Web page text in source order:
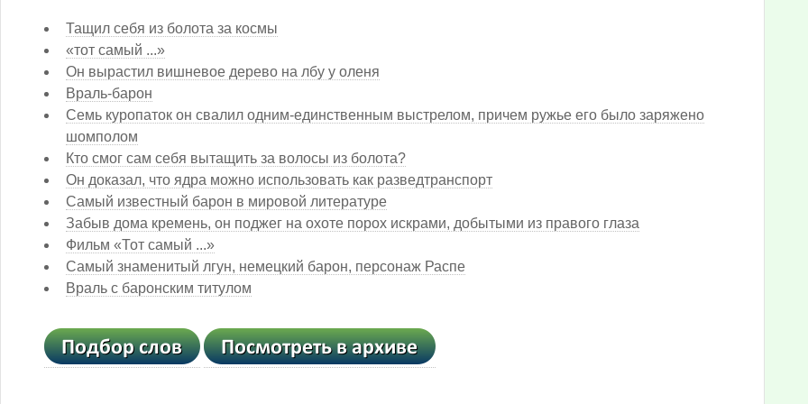
Тащил себя из болота за космы
«тот самый ...»
Он вырастил вишневое дерево на лбу у оленя
Враль-барон
Семь куропаток он свалил одним-единственным выстрелом, причем ружье его было заряжено
шомполом
Кто смог сам себя вытащить за волосы из болота?
Он доказал, что ядра можно использовать как разведтранспорт
Самый известный барон в мировой литературе
Забыв дома кремень, он поджег на охоте порох искрами, добытыми из правого глаза
Фильм «Тот самый ...»
Самый знаменитый лгун, немецкий барон, персонаж Распе
Враль с баронским титулом